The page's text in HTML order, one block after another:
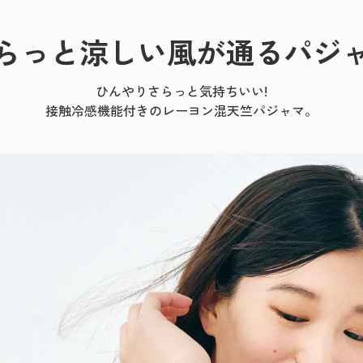
っと涼しい風が通るパジ
ひんやりさらっと気持ちいい!
接触冷感機能付きのレーヨン混天竺パジャマ。